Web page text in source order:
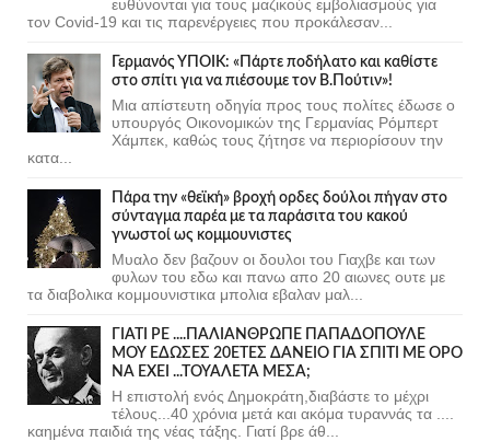
ευθύνονται για τους μαζικούς εμβολιασμούς για
τον Covid-19 και τις παρενέργειες που προκάλεσαν...
Γερμανός ΥΠΟΙΚ: «Πάρτε ποδήλατο και καθίστε
στο σπίτι για να πιέσουμε τον Β.Πούτιν»!
Μια απίστευτη οδηγία προς τους πολίτες έδωσε ο
υπουργός Οικονομικών της Γερμανίας Ρόμπερτ
Χάμπεκ, καθώς τους ζήτησε να περιορίσουν την
κατα...
Πάρα την «θεϊκή» βροχή ορδες δούλοι πήγαν στο
σύνταγμα παρέα με τα παράσιτα του κακού
γνωστοί ως κομμουνιστες
Μυαλο δεν βαζουν οι δουλοι του Γιαχβε και των
φυλων του εδω και πανω απο 20 αιωνες ουτε με
τα διαβολικα κομμουνιστικα μπολια εβαλαν μαλ...
ΓΙΑΤΙ ΡΕ ....ΠΑΛΙΑΝΘΡΩΠΕ ΠΑΠΑΔΟΠΟΥΛΕ
ΜΟΥ ΕΔΩΣΕΣ 20ΕΤΕΣ ΔΑΝΕΙΟ ΓΙΑ ΣΠΙΤΙ ΜΕ ΟΡΟ
ΝΑ ΕΧΕΙ ...ΤΟΥΑΛΕΤΑ ΜΕΣΑ;
Η επιστολή ενός Δημοκράτη,διαβάστε το μέχρι
τέλους...40 χρόνια μετά και ακόμα τυραννάς τα ....
καημένα παιδιά της νέας τάξης. Γιατί βρε άθ...